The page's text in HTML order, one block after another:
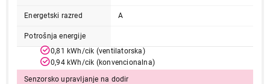
Energetski razred A
Potrošnja energije
0,81 kWh/cik (ventilatorska)
0,94 kWh/cik (konvencionalna)
Senzorsko upravljanje na dodir